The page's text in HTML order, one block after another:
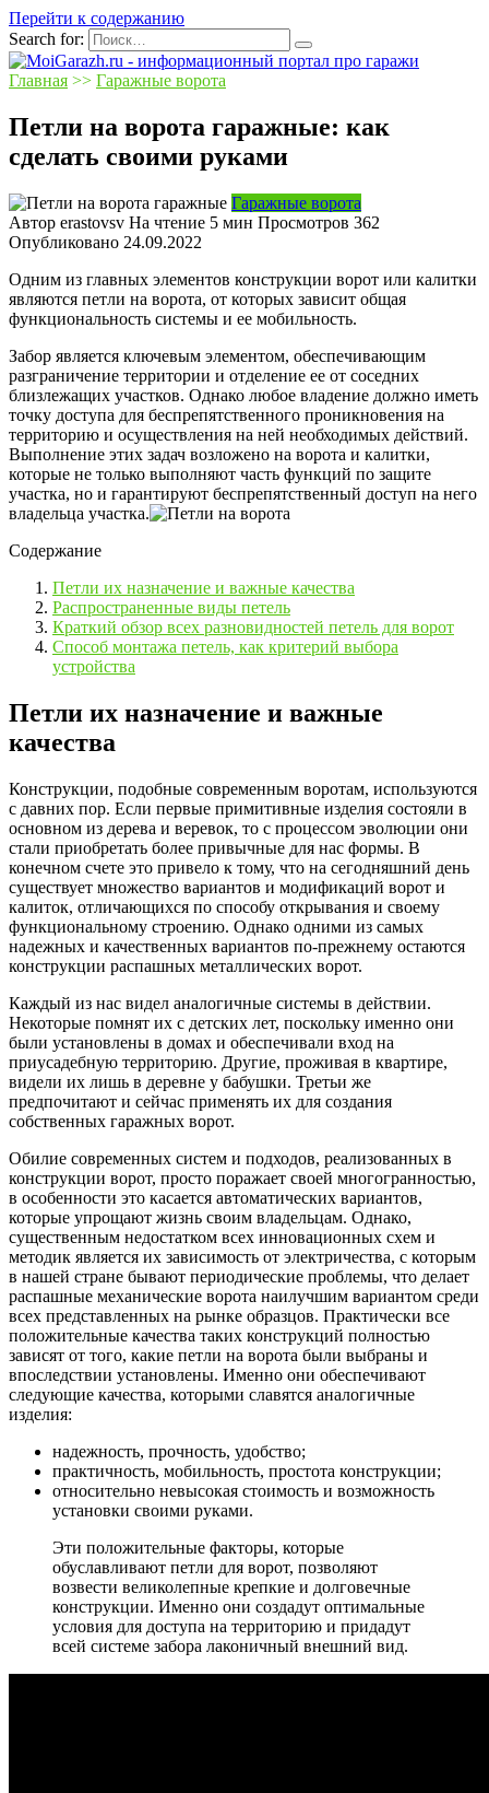
Перейти к содержанию
Search for:
Главная >> Гаражные ворота
Петли на ворота гаражные: как
сделать своими руками
Гаражные ворота
Автор erastovsv На чтение 5 мин Просмотров 362
Опубликовано 24.09.2022
Одним из главных элементов конструкции ворот или калитки
являются петли на ворота, от которых зависит общая
функциональность системы и ее мобильность.
Забор является ключевым элементом, обеспечивающим
разграничение территории и отделение ее от соседних
близлежащих участков. Однако любое владение должно иметь
точку доступа для беспрепятственного проникновения на
территорию и осуществления на ней необходимых действий.
Выполнение этих задач возложено на ворота и калитки,
которые не только выполняют часть функций по защите
участка, но и гарантируют беспрепятственный доступ на него
владельца участка.
Содержание
Петли их назначение и важные качества
Распространенные виды петель
Краткий обзор всех разновидностей петель для ворот
Способ монтажа петель, как критерий выбора
устройства
Петли их назначение и важные
качества
Конструкции, подобные современным воротам, используются
с давних пор. Если первые примитивные изделия состояли в
основном из дерева и веревок, то с процессом эволюции они
стали приобретать более привычные для нас формы. В
конечном счете это привело к тому, что на сегодняшний день
существует множество вариантов и модификаций ворот и
калиток, отличающихся по способу открывания и своему
функциональному строению. Однако одними из самых
надежных и качественных вариантов по-прежнему остаются
конструкции распашных металлических ворот.
Каждый из нас видел аналогичные системы в действии.
Некоторые помнят их с детских лет, поскольку именно они
были установлены в домах и обеспечивали вход на
приусадебную территорию. Другие, проживая в квартире,
видели их лишь в деревне у бабушки. Третьи же
предпочитают и сейчас применять их для создания
собственных гаражных ворот.
Обилие современных систем и подходов, реализованных в
конструкции ворот, просто поражает своей многогранностью,
в особенности это касается автоматических вариантов,
которые упрощают жизнь своим владельцам. Однако,
существенным недостатком всех инновационных схем и
методик является их зависимость от электричества, с которым
в нашей стране бывают периодические проблемы, что делает
распашные механические ворота наилучшим вариантом среди
всех представленных на рынке образцов. Практически все
положительные качества таких конструкций полностью
зависят от того, какие петли на ворота были выбраны и
впоследствии установлены. Именно они обеспечивают
следующие качества, которыми славятся аналогичные
изделия:
надежность, прочность, удобство;
практичность, мобильность, простота конструкции;
относительно невысокая стоимость и возможность
установки своими руками.
Эти положительные факторы, которые
обуславливают петли для ворот, позволяют
возвести великолепные крепкие и долговечные
конструкции. Именно они создадут оптимальные
условия для доступа на территорию и придадут
всей системе забора лаконичный внешний вид.